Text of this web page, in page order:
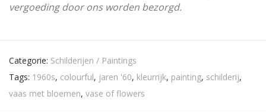
vergoeding door ons worden bezorgd.
Categorie: Schilderijen / Paintings
Tags: 1960s, colourful, jaren '60, kleurrijk, painting, schilderij,
vaas met bloemen, vase of flowers